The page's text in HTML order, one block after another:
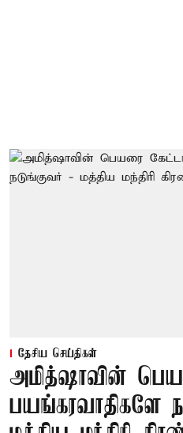
தேசிய செய்திகள்
அமித்ஷாவின்
பயங்கரவாதிகளே